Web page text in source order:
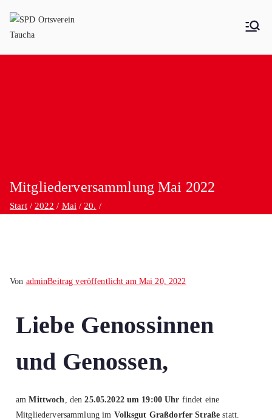
Mitgliederversammlung Mai 2022
Start 2022 Mai 20.
Von adminBeitrag veröffentlicht am Mai 20, 2022
Liebe Genossinnen
und Genossen,
amMittwoch , den25.05.2022 um 19:00 Uhr findet eine
Mitgliederversammlung im Volksgut Graßdorfer Straße statt.